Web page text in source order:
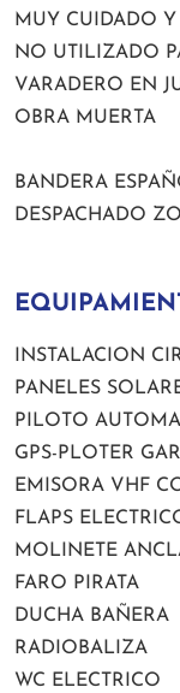
MUY CUIDADO
NO UTILIZADO
VARADERO EN
OBRA MUERTA
BANDERA
DESPACHADO
INSTALACION
PANELES
PILOTO
GPS-PLOTER
EMISORA VHF
FLAPS
MOLINETE
FARO PIRATA
DUCHA BAÑERA
RADIOBALIZA
WC ELECTRICO